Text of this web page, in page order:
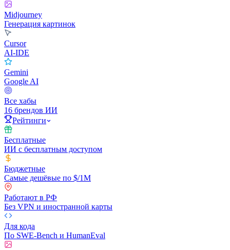
Midjourney
Генерация картинок
Cursor
AI-IDE
Gemini
Google AI
Все хабы
16 брендов ИИ
Рейтинги
Бесплатные
ИИ с бесплатным доступом
Бюджетные
Самые дешёвые по $/1M
Работают в РФ
Без VPN и иностранной карты
Для кода
По SWE-Bench и HumanEval